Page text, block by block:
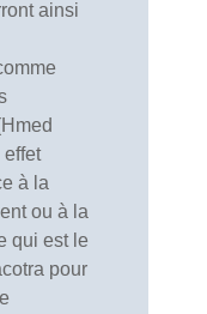
ainsi
effet
à la
ou à la
qui est le
pour